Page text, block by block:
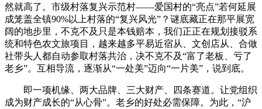
然就高了。市级村落复兴示范村——爱国村的“亮点”若何延展
成笼盖全镇90%以上村落的“复兴风光”？谜底藏正在那平展宽
阔的地步里，不克不及只是本钱赔本，我们正正在规划接驳系
统和特色农文旅项目，越来越多平易近宿从、文创店从、合做
社带头人都自动参取村落共治，决不克不及“富了老板、亏了
老乡”。互相导流，逐渐从“一处美”迈向“一片美”，说到底。
即一项机缘、两大品牌、三大财产、四条赛道。让党组织
成为财产成长的“从心骨”。老乡的好处必需保障。为此，“沪